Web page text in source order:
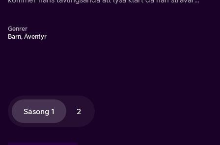
Genrer
Barn, Äventyr
Säsong 1 2